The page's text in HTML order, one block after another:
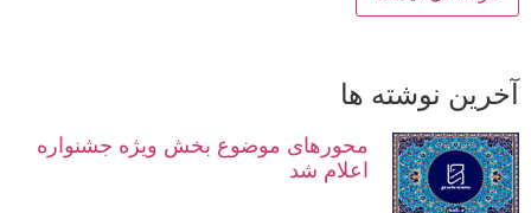
آخرین نوشته ها
محورهای موضوع بخش ویژه جشنواره
اعلام شد